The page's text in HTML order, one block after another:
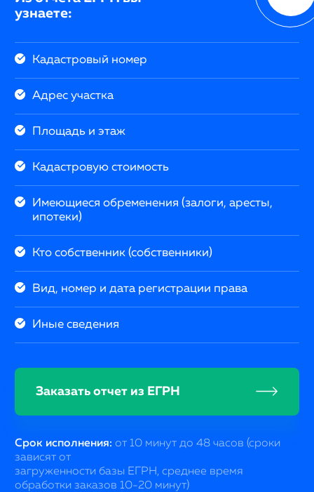
узнаете:
Кадастровый номер
Адрес участка
Площадь и этаж
Кадастровую стоимость
Имеющиеся обременения (залоги, аресты,
ипотеки)
Кто собственник (собственники)
Вид, номер и дата регистрации права
Иные сведения
Заказать отчет из ЕГРН
Срок исполнения: от 10 минут до 48 часов (сроки
зависят от
загруженности базы ЕГРН, среднее время
обработки заказов 10-20 минут)